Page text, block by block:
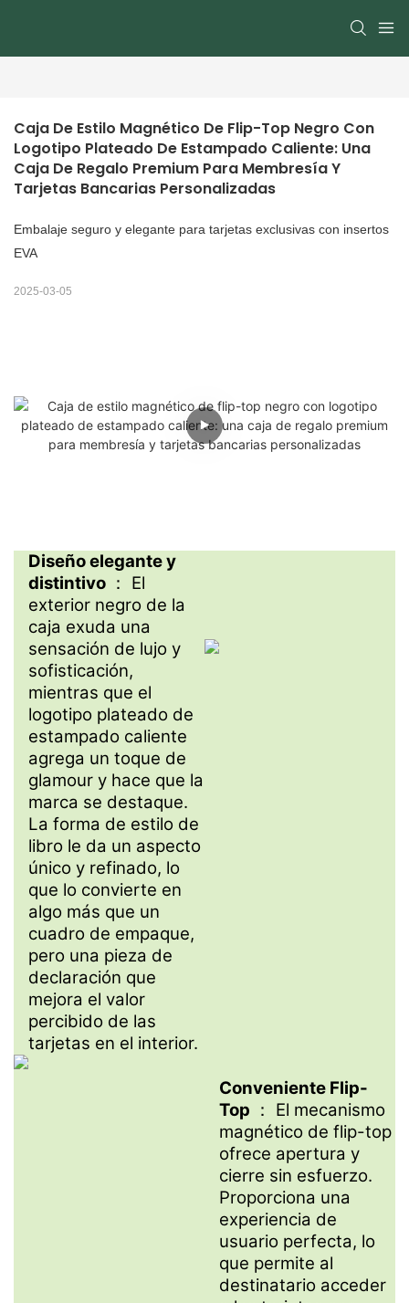
Caja De Estilo Magnético De Flip-Top Negro Con
Logotipo Plateado De Estampado Caliente: Una
Caja De Regalo Premium Para Membresía Y
Tarjetas Bancarias Personalizadas
Embalaje seguro y elegante para tarjetas exclusivas con insertos
EVA
2025-03-05
Diseño elegante y
distintivo ： El
exterior negro de la
caja exuda una
sensación de lujo y
sofisticación,
mientras que el
logotipo plateado de
estampado caliente
agrega un toque de
glamour y hace que la
marca se destaque.
La forma de estilo de
libro le da un aspecto
único y refinado, lo
que lo convierte en
algo más que un
cuadro de empaque,
pero una pieza de
declaración que
mejora el valor
percibido de las
tarjetas en el interior.
Conveniente Flip-
Top ： El mecanismo
magnético de flip-top
ofrece apertura y
cierre sin esfuerzo.
Proporciona una
experiencia de
usuario perfecta, lo
que permite al
destinatario acceder